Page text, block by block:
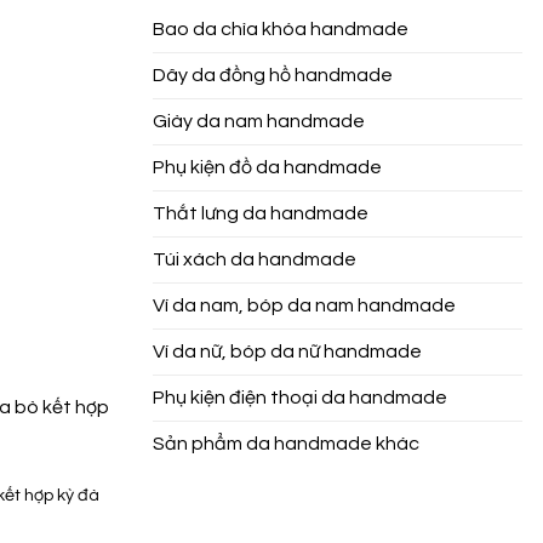
Add to
hợp kỳ đà
Bao da chìa khóa handmade
Dây da đồng hồ handmade
Giày da nam handmade
Phụ kiện đồ da handmade
Thắt lưng da handmade
Túi xách da handmade
Ví da nam, bóp da nam handmade
Ví da nữ, bóp da nữ handmade
Phụ kiện điện thoại da handmade
Sản phẩm da handmade khác